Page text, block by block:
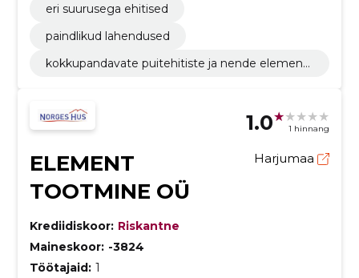
eri suurusega ehitised
paindlikud lahendused
kokkupandavate puitehitiste ja nende elementi
1.0 1 hinnang
ELEMENT
TOOTMINE OÜ
Harjumaa
Krediidiskoor: Riskantne
Maineskoor: -3824
Töötajaid: 1